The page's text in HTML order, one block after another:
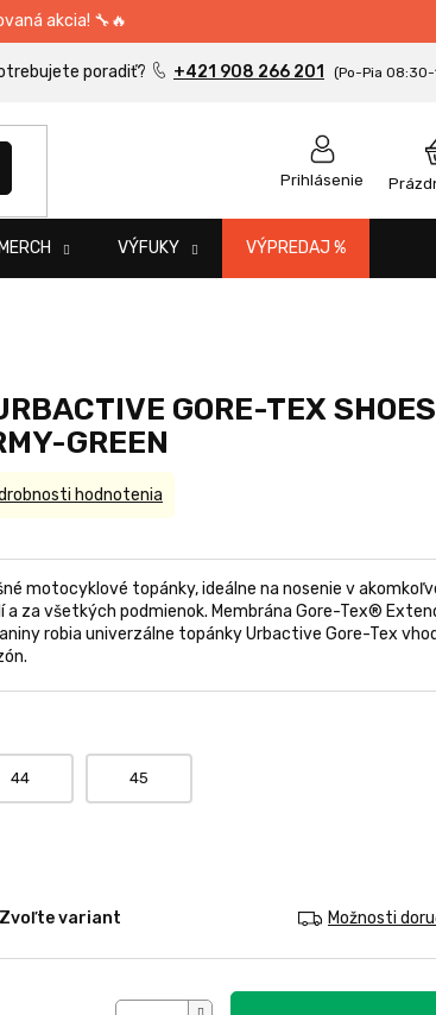
akcia! 🔧🔥
+421 908 266 201
Prihlásenie
VÝFUKY VÝPREDAJ %
GORE-TEX SHOES
GREEN
44 45
Zvoľte variant Možnosti
motocyklové topánky, ideálne na nosenie v
za všetkých podmienok. Membrána Gore-Tex®
robia univerzálne topánky Urbactive Gore-Tex
hodnotenia